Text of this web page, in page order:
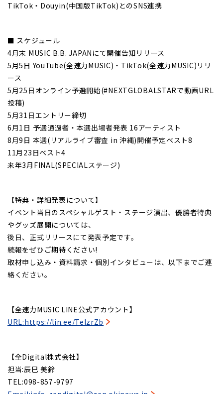
TikTok・Douyin(中国版TikTok)とのSNS連携
■ スケジュール
4月末 MUSIC B.B. JAPANにて開催告知リリース
5月5日 YouTube(全速力MUSIC)・TikTok(全速力MUSIC)リリ
ース
5月25日オンライン予選開始(#NEXTGLOBALSTARで動画URL
投稿)
5月31日エントリー締切
6月1日 予選通過者・本選出場者発表 16アーティスト
8月9日 本選(リアルライブ審査 in 沖縄)開催予定ベスト8
11月23日ベスト4
来年3月FINAL(SPECIALステージ)
【特典・詳細発表について】
イベント当日のスペシャルゲスト・ステージ演出、優勝者特典
やグッズ展開については、
後日、正式リリースにて発表予定です。
続報をぜひご期待ください!
取材申し込み・資料請求・個別インタビューは、以下までご連
絡ください。
【全速力MUSIC LINE公式アカウント】
URL:https://lin.ee/TeIzrZb
【全Digital株式会社】
担当:辰巳 美鈴
TEL:098-857-9797